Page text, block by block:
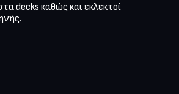
decks καθώς και εκλεκτοί